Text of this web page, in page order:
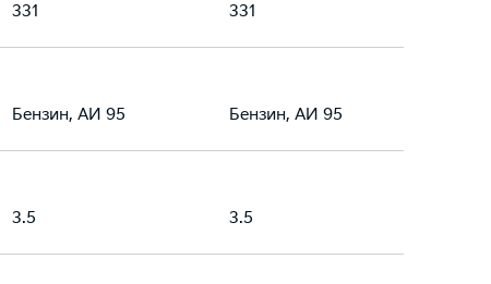
331 331
Бензин, АИ 95 Бензин, АИ 95
3.5 3.5